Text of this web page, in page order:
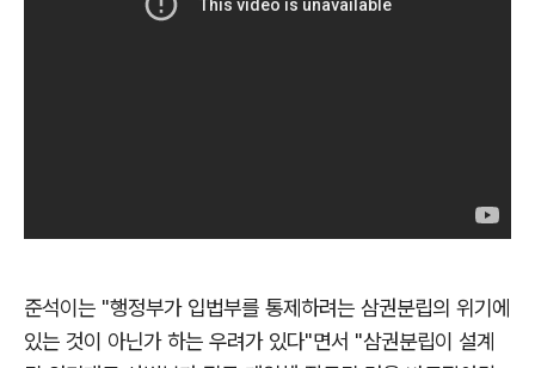
준석이는 "행정부가 입법부를 통제하려는 삼권분립의 위기에
있는 것이 아닌가 하는 우려가 있다"면서 "삼권분립이 설계